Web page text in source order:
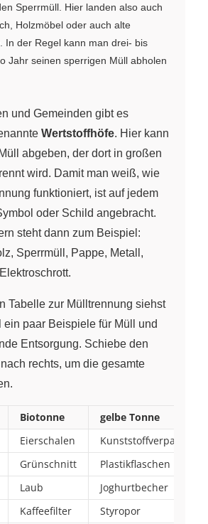
Sperrmüll. Hier landen also auch
Holzmöbel oder auch alte
In der Regel kann man drei- bis
Jahr seinen sperrigen Müll abholen
und Gemeinden gibt es
Wertstoffhöfe. Hier kann
abgeben, der dort in großen
wird. Damit man weiß, wie
funktioniert, ist auf jedem
oder Schild angebracht.
steht dann zum Beispiel:
Sperrmüll, Pappe, Metall,
Tabelle zur Mülltrennung siehst
ein paar Beispiele für Müll und
Entsorgung. Schiebe den
rechts, um die gesamte
Biotonne
gelbe Tonne
Eierschalen
Grünschnitt
Plastikflaschen
Laub
Joghurtbecher
Kaffeefilter
Styropor